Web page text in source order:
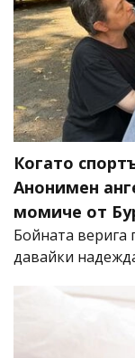
Когато
Анонимен
момиче от
Бойната верига
давайки